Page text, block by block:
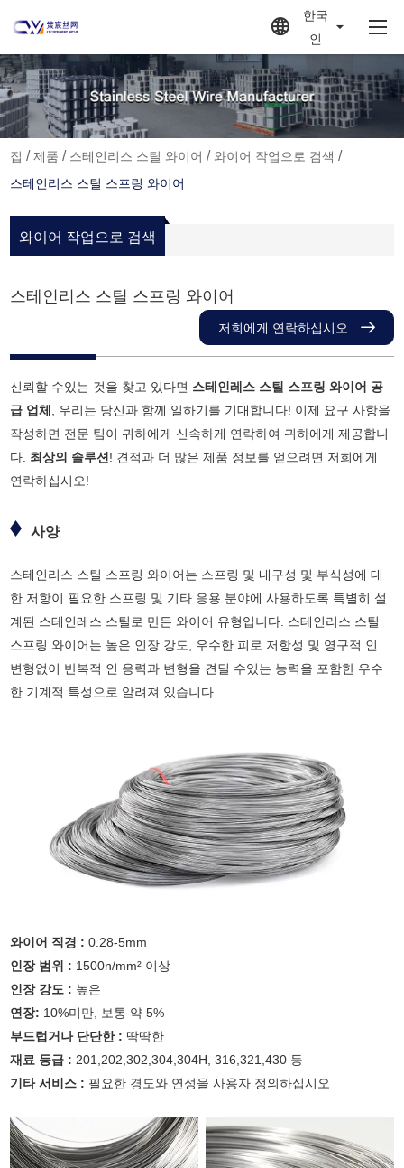
한국
인
집 /제품 / 스테인리스 스틸 와이어 / 와이어 작업으로 검색 /
스테인리스 스틸 스프링 와이어
와이어 작업으로 검색
스테인리스 스틸 스프링 와이어
저희에게 연락하십시오
신뢰할 수있는 것을 찾고 있다면 스테인레스 스틸 스프링 와이어 공
급 업체 , 우리는 당신과 함께 일하기를 기대합니다! 이제 요구 사항을
작성하면 전문 팀이 귀하에게 신속하게 연락하여 귀하에게 제공합니
다. 최상의 솔루션! 견적과 더 많은 제품 정보를 얻으려면 저희에게
연락하십시오!
사양
스테인리스 스틸 스프링 와이어는 스프링 및 내구성 및 부식성에 대
한 저항이 필요한 스프링 및 기타 응용 분야에 사용하도록 특별히 설
계된 스테인레스 스틸로 만든 와이어 유형입니다. 스테인리스 스틸
스프링 와이어는 높은 인장 강도, 우수한 피로 저항성 및 영구적 인
변형없이 반복적 인 응력과 변형을 견딜 수있는 능력을 포함한 우수
한 기계적 특성으로 알려져 있습니다.
와이어 직경 :0.28-5mm
인장 범위 : 1500n/mm² 이상
인장 강도 : 높은
연장: 10%미만, 보통 약 5%
부드럽거나 단단한 : 딱딱한
재료 등급 : 201,202,302,304,304H, 316,321,430 등
기타 서비스 : 필요한 경도와 연성을 사용자 정의하십시오